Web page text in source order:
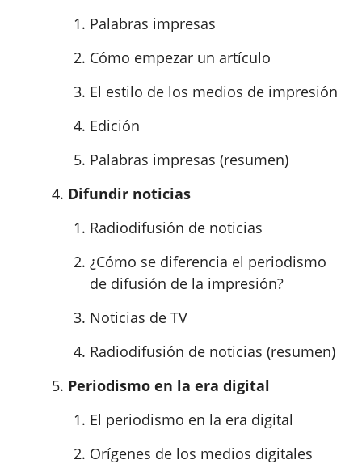
Palabras impresas
Cómo empezar un artículo
El estilo de los medios de impresión
Edición
Palabras impresas (resumen)
Difundir noticias
Radiodifusión de noticias
¿Cómo se diferencia el periodismo
de difusión de la impresión?
Noticias de TV
Radiodifusión de noticias (resumen)
Periodismo en la era digital
El periodismo en la era digital
Orígenes de los medios digitales